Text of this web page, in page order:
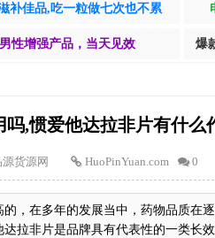
补佳品,吃一粒做七次也不累
男性增强产品，当天见效 爆
,惯爱他达拉非片有什么
源货源网 HuoPinYuan.com 0
，在多年的发展当中，药物品质在
拉非片是品牌具有代表性的一类长